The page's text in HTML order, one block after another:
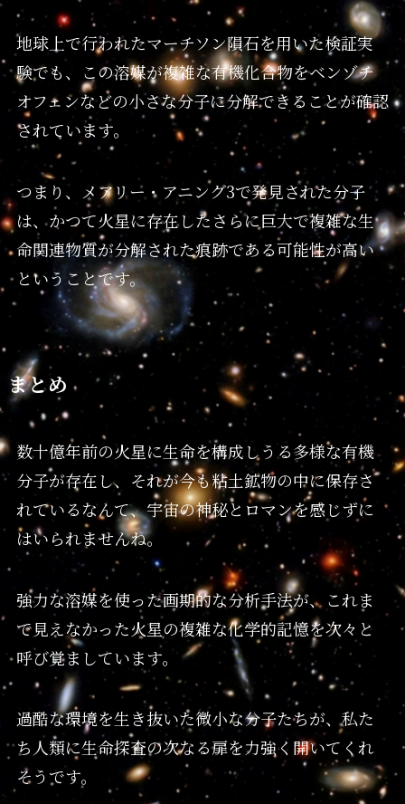
地球上で行われたマーチソン隕石を用いた検証実
験でも、この溶媒が複雑な有機化合物をベンゾチ
オフェンなどの小さな分子に分解できることが確認
されています。
つまり、メアリー・アニング3で発見された分子
は、かつて火星に存在したさらに巨大で複雑な生
命関連物質が分解された痕跡である可能性が高い
ということです。
まとめ
数十億年前の火星に生命を構成しうる多様な有機
分子が存在し、それが今も粘土鉱物の中に保存さ
れているなんて、宇宙の神秘とロマンを感じずに
はいられませんね。
強力な溶媒を使った画期的な分析手法が、これま
で見えなかった火星の複雑な化学的記憶を次々と
呼び覚ましています。
過酷な環境を生き抜いた微小な分子たちが、私た
ち人類に生命探査の次なる扉を力強く開いてくれ
そうです。